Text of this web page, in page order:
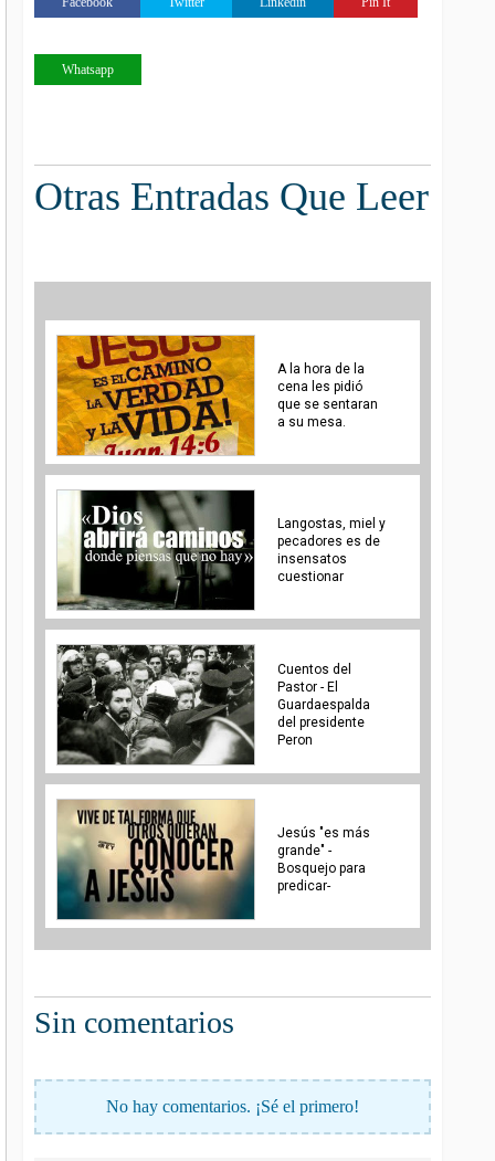
Whatsapp
Otras Entradas Que Leer
A la hora de la
cena les pidió
que se sentaran
a su mesa.
Langostas, miel y
pecadores es de
insensatos
cuestionar
Cuentos del
Pastor - El
Guardaespalda
del presidente
Peron
Jesús "es más
grande" -
Bosquejo para
predicar-
Sin comentarios
No hay comentarios. ¡Sé el primero!